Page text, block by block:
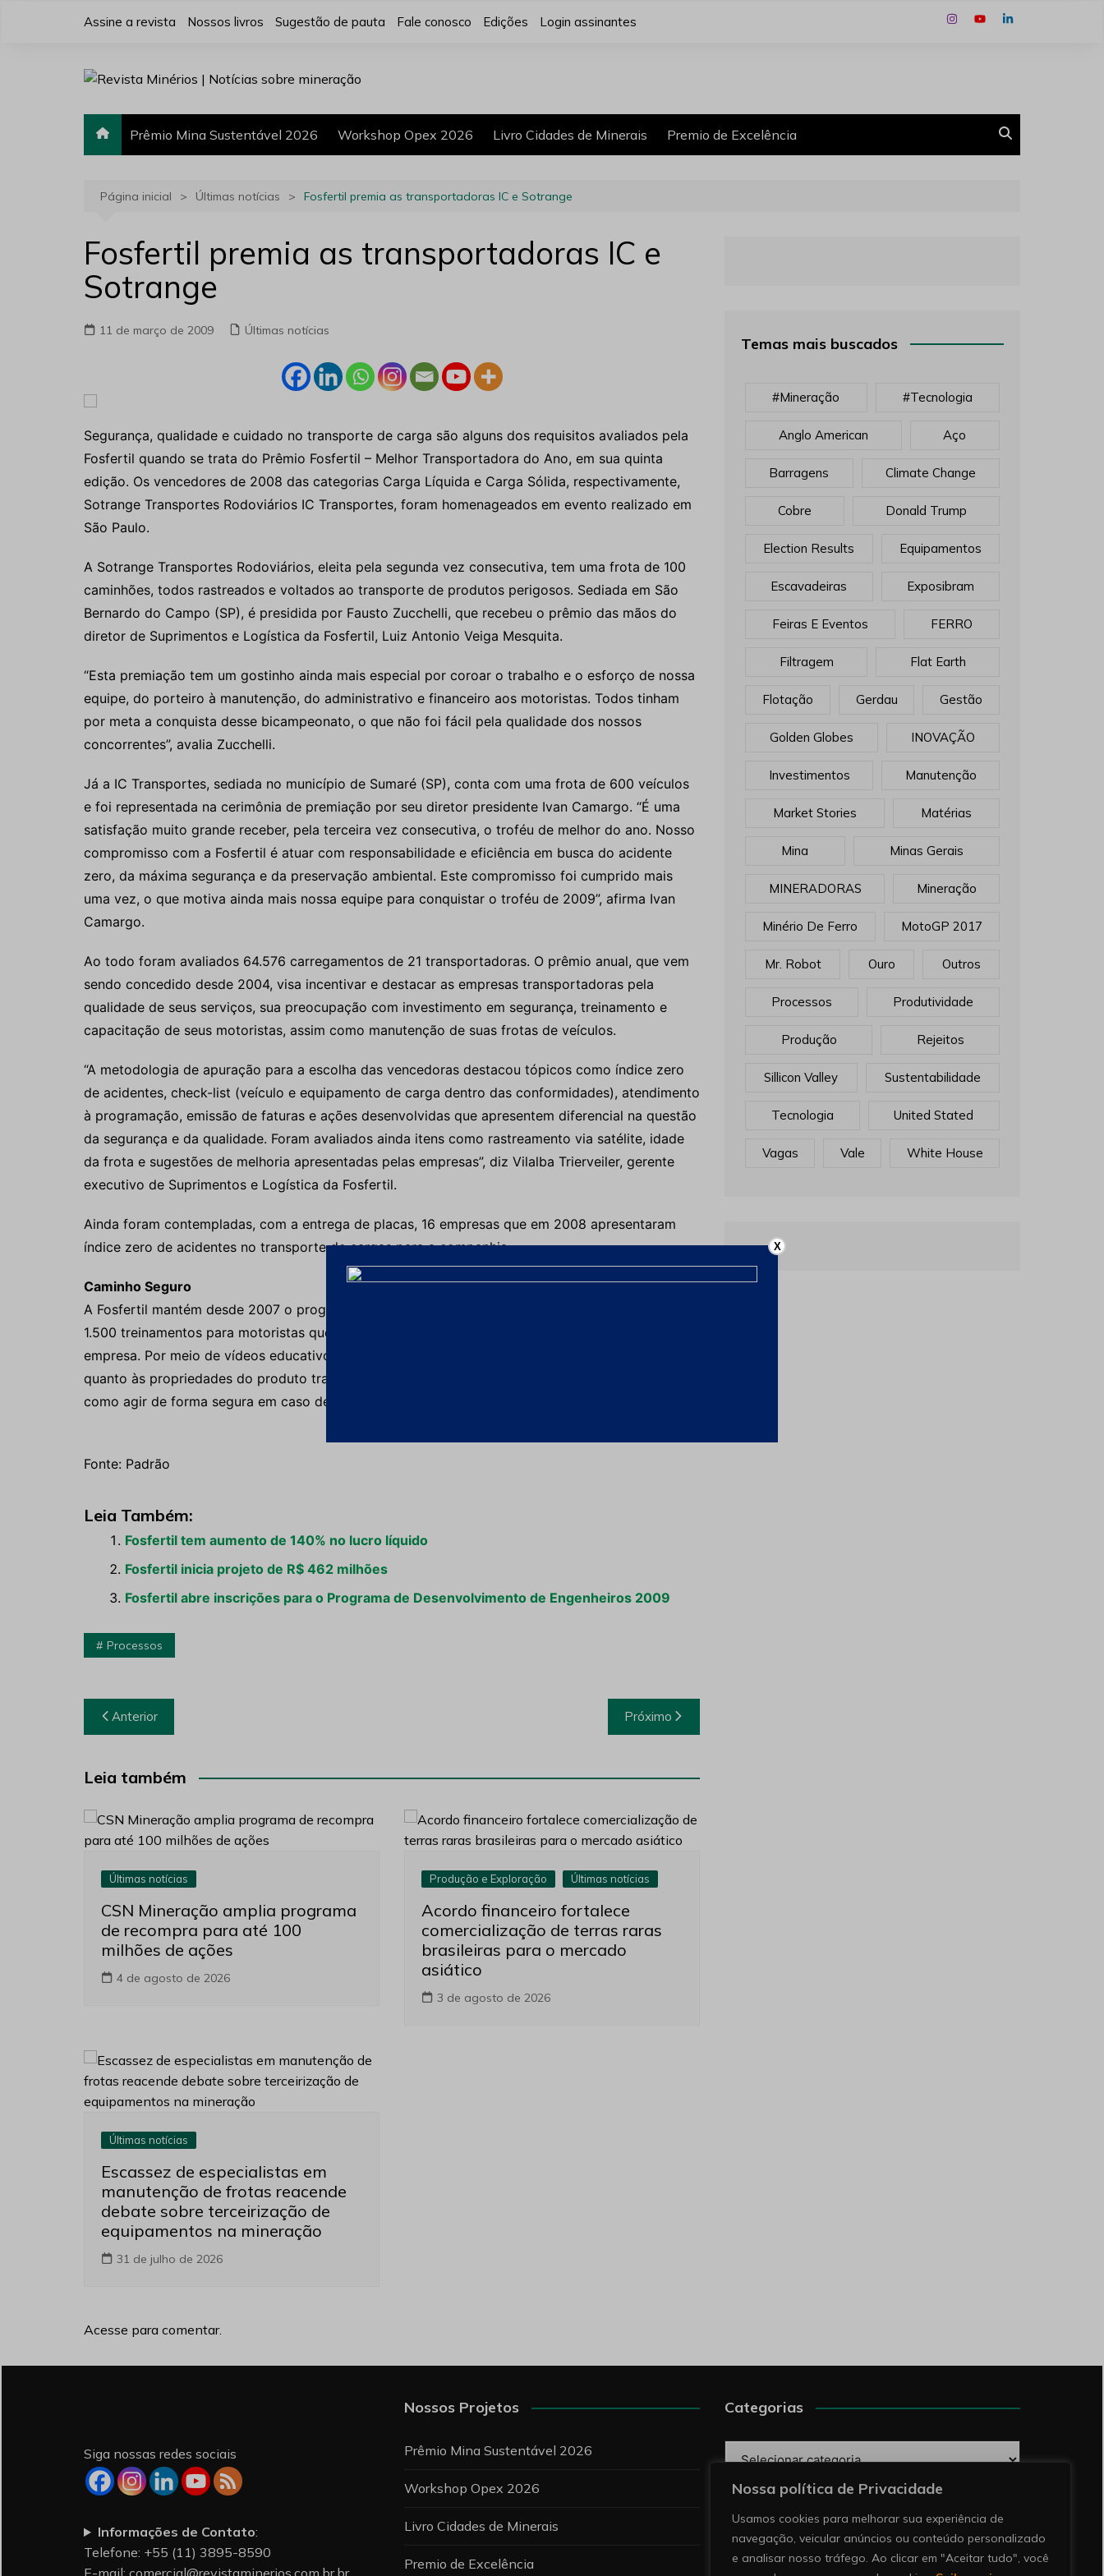
Nossa política de Privacidade
Usamos cookies para melhorar sua experiência de
navegação, veicular anúncios ou conteúdo personalizado
e analisar nosso tráfego. Ao clicar em "Aceitar tudo", você
Assine a revista Nossos livros Sugestão de pauta Fale conosco Edições Login assinantes
Prêmio Mina Sustentável 2026 Workshop Opex 2026 Livro Cidades de Minerais Premio de Excelência
Página inicial Últimas notícias Fosfertil premia as transportadoras IC e Sotrange
Fosfertil premia as transportadoras IC e
Sotrange
11 de março de 2009 Últimas notícias
Segurança, qualidade e cuidado no transporte de carga são alguns dos requisitos avaliados pela
Fosfertil quando se trata do Prêmio Fosfertil – Melhor Transportadora do Ano, em sua quinta
edição. Os vencedores de 2008 das categorias Carga Líquida e Carga Sólida, respectivamente,
Sotrange Transportes Rodoviários IC Transportes, foram homenageados em evento realizado em
São Paulo.
A Sotrange Transportes Rodoviários, eleita pela segunda vez consecutiva, tem uma frota de 100
caminhões, todos rastreados e voltados ao transporte de produtos perigosos. Sediada em São
Bernardo do Campo (SP), é presidida por Fausto Zucchelli, que recebeu o prêmio das mãos do
diretor de Suprimentos e Logística da Fosfertil, Luiz Antonio Veiga Mesquita.
“Esta premiação tem um gostinho ainda mais especial por coroar o trabalho e o esforço de nossa
equipe, do porteiro à manutenção, do administrativo e financeiro aos motoristas. Todos tinham
por meta a conquista desse bicampeonato, o que não foi fácil pela qualidade dos nossos
concorrentes”, avalia Zucchelli.
Já a IC Transportes, sediada no município de Sumaré (SP), conta com uma frota de 600 veículos
e foi representada na cerimônia de premiação por seu diretor presidente Ivan Camargo. “É uma
satisfação muito grande receber, pela terceira vez consecutiva, o troféu de melhor do ano. Nosso
compromisso com a Fosfertil é atuar com responsabilidade e eficiência em busca do acidente
zero, da máxima segurança e da preservação ambiental. Este compromisso foi cumprido mais
uma vez, o que motiva ainda mais nossa equipe para conquistar o troféu de 2009”, afirma Ivan
Camargo.
Ao todo foram avaliados 64.576 carregamentos de 21 transportadoras. O prêmio anual, que vem
sendo concedido desde 2004, visa incentivar e destacar as empresas transportadoras pela
qualidade de seus serviços, sua preocupação com investimento em segurança, treinamento e
capacitação de seus motoristas, assim como manutenção de suas frotas de veículos.
“A metodologia de apuração para a escolha das vencedoras destacou tópicos como índice zero
de acidentes, check-list (veículo e equipamento de carga dentro das conformidades), atendimento
à programação, emissão de faturas e ações desenvolvidas que apresentem diferencial na questão
da segurança e da qualidade. Foram avaliados ainda itens como rastreamento via satélite, idade
da frota e sugestões de melhoria apresentadas pelas empresas”, diz Vilalba Trierveiler, gerente
executivo de Suprimentos e Logística da Fosfertil.
Ainda foram contempladas, com a entrega de placas, 16 empresas que em 2008 apresentaram
índice zero de acidentes no transporte de cargas para a companhia.
Caminho Seguro
A Fosfertil mantém desde 2007 o programa Transporte com Segurança Máxima, que já realizou
1.500 treinamentos para motoristas que carregam e transportam produtos perigosos para a
empresa. Por meio de vídeos educativos e materiais didáticos, os caminhoneiros são orientados
quanto às propriedades do produto transportado – amônia, uréia e ácido nítrico, entre outros – e
como agir de forma segura em caso de acidente.
Fonte: Padrão
Leia Também:
Fosfertil tem aumento de 140% no lucro líquido
Fosfertil inicia projeto de R$ 462 milhões
Fosfertil abre inscrições para o Programa de Desenvolvimento de Engenheiros 2009
Processos
Navegação
de
Post
Anterior Próximo
Leia também
Últimas notícias
CSN Mineração amplia programa
de recompra para até 100
milhões de ações
4 de agosto de 2026
Produção e Exploração Últimas notícias
Acordo financeiro fortalece
comercialização de terras raras
brasileiras para o mercado
asiático
3 de agosto de 2026
Últimas notícias
Escassez de especialistas em
manutenção de frotas reacende
debate sobre terceirização de
equipamentos na mineração
31 de julho de 2026
Acesse para comentar.
Temas mais buscados
#mineração #tecnologia
Anglo American Aço
Barragens Climate Change
Cobre Donald Trump
Election Results Equipamentos
Escavadeiras Exposibram
Feiras E Eventos FERRO
Filtragem Flat Earth
Flotação Gerdau Gestão
Golden Globes INOVAÇÃO
Investimentos Manutenção
Market Stories Matérias
Mina Minas Gerais
MINERADORAS Mineração
Minério De Ferro MotoGP 2017
Mr. Robot Ouro Outros
Processos Produtividade
Produção Rejeitos
Sillicon Valley Sustentabilidade
Tecnologia United Stated
Vagas Vale White House
Siga nossas redes sociais
Informações de Contato:
Telefone: +55 (11) 3895-8590
Nossos Projetos
Prêmio Mina Sustentável 2026
Workshop Opex 2026
Livro Cidades de Minerais
Premio de Excelência
Categorias
Pesquise
X